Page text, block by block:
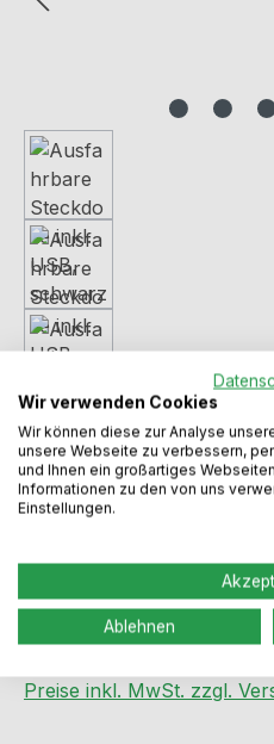
Regulärer Preis:
206,99 €
Preise inkl. MwSt. zzgl.
Wir verwenden Cookies
Wir können diese zur Analyse
unsere Webseite zu verbessern,
und Ihnen ein großartiges
Informationen zu den von uns
Einstellungen.
Ablehnen